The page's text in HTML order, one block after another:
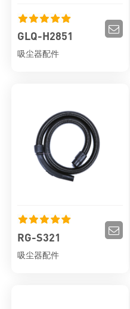
GLQ-H2851
吸尘器配件
RG-S321
吸尘器配件